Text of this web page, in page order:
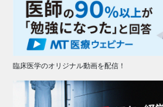
臨床医学のオリジナル動画を配信！